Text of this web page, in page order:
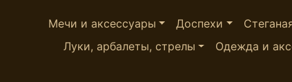
Мечи и аксессуары Доспехи
Луки, арбалеты, стрелы
Одежда и